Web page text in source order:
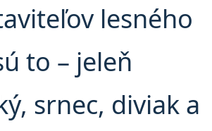
lesného
to – jeleň
srnec, diviak a